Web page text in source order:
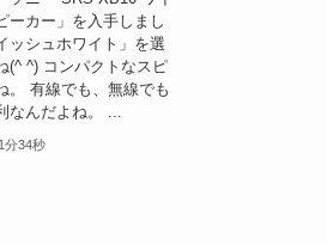
ーカー」を入手しまし
ッシュホワイト」を選
(^ ^) コンパクトなスピ
。 有線でも、無線でも
なんだよね。 ...
分34秒